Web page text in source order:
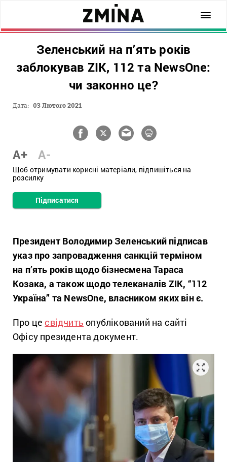
Зеленський на п’ять років
заблокував ZIK, 112 та NewsOne:
чи законно це?
Дата: 03 Лютого 2021
A+ A-
Щоб отримувати корисні матеріали, підпишіться на
розсилку
Підписатися
Президент Володимир Зеленський підписав
указ про запровадження санкцій терміном
на п’ять років щодо бізнесмена Тараса
Козака, а також щодо телеканалів ZIK, “112
Україна” та NewsOne, власником яких він є.
Про це свідчить опублікований на сайті
Офісу президента документ.